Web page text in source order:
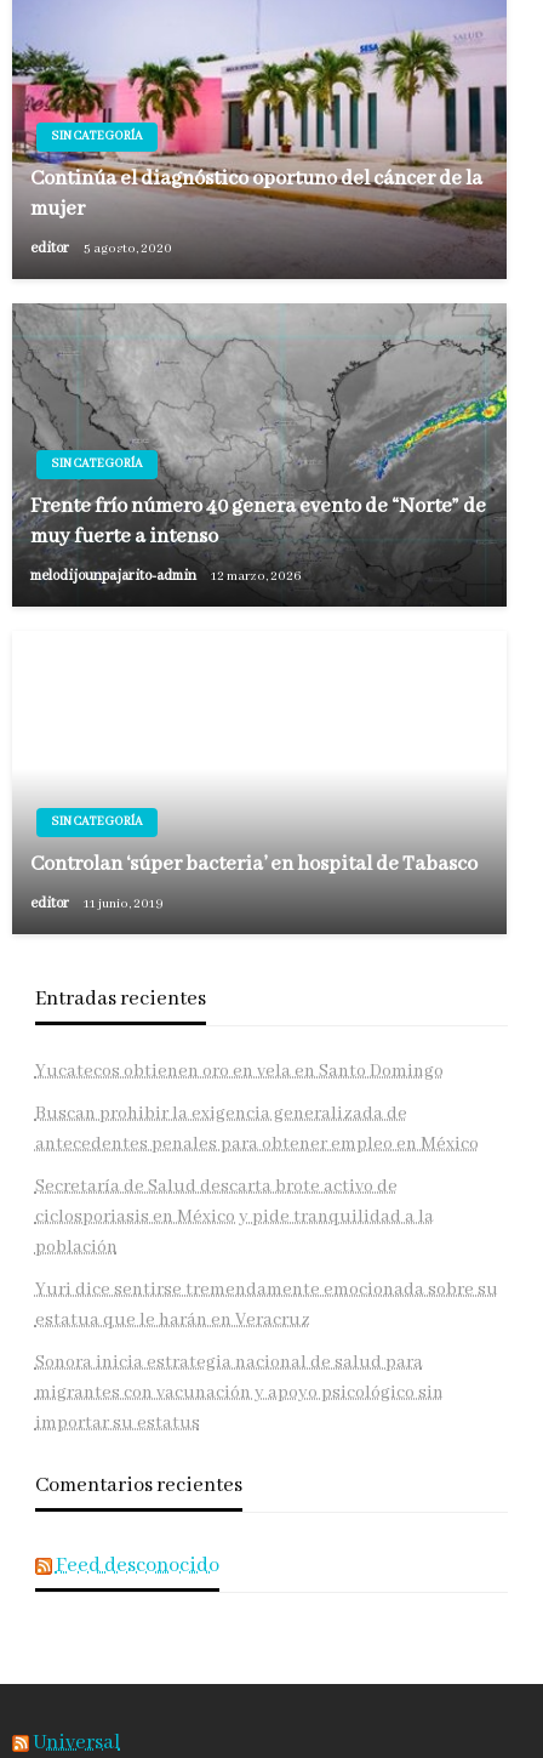
SIN CATEGORÍA
Continúa el diagnóstico oportuno del cáncer de la
mujer
editor 5 agosto, 2020
SIN CATEGORÍA
Frente frío número 40 genera evento de “Norte” de
muy fuerte a intenso
melodijounpajarito-admin 12 marzo, 2026
SIN CATEGORÍA
Controlan ‘súper bacteria’ en hospital de Tabasco
editor 11 junio, 2019
Entradas recientes
Yucatecos obtienen oro en vela en Santo Domingo
Buscan prohibir la exigencia generalizada de
antecedentes penales para obtener empleo en México
Secretaría de Salud descarta brote activo de
ciclosporiasis en México y pide tranquilidad a la
población
Yuri dice sentirse tremendamente emocionada sobre su
estatua que le harán en Veracruz
Sonora inicia estrategia nacional de salud para
migrantes con vacunación y apoyo psicológico sin
importar su estatus
Comentarios recientes
Feed desconocido
Universal